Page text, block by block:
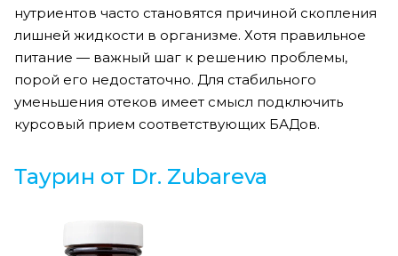
нутриентов часто становятся причиной скопления
лишней жидкости в организме. Хотя правильное
питание — важный шаг к решению проблемы,
порой его недостаточно. Для стабильного
уменьшения отеков имеет смысл подключить
курсовый прием соответствующих БАДов.
Таурин от Dr. Zubareva